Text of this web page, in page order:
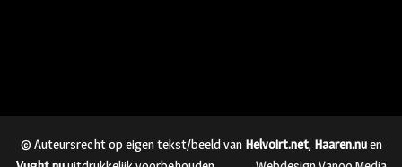
© Auteursrecht op eigen tekst/beeld van Helvoirt.net, Haaren.nuen